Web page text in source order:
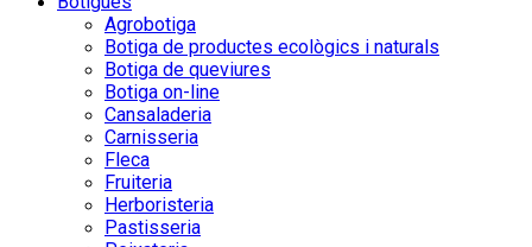
Agrobotiga
Botiga de productes ecològics i naturals
Botiga de queviures
Botiga on-line
Cansaladeria
Carnisseria
Fleca
Fruiteria
Herboristeria
Pastisseria